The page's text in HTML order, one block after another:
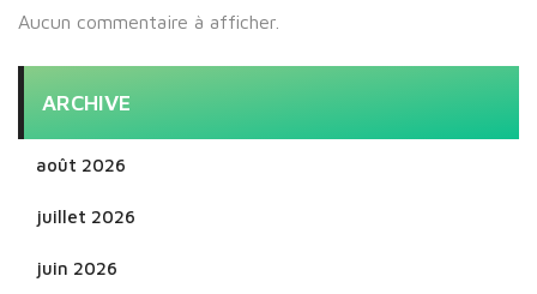
Aucun commentaire à afficher.
ARCHIVE
août 2026
juillet 2026
juin 2026